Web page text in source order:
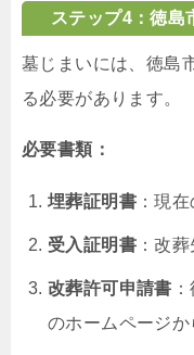
ステップ4：徳島
墓じまいには、徳島
る必要があります。
必要書類：
埋葬証明書 ：現
受入証明書 ：改
改葬許可申請書
のホームページか